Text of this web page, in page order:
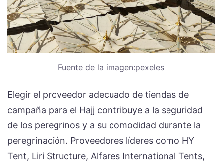
Fuente de la imagen:pexeles
Elegir el proveedor adecuado de tiendas de
campaña para el Hajj contribuye a la seguridad
de los peregrinos y a su comodidad durante la
peregrinación. Proveedores líderes como HY
Tent, Liri Structure, Alfares International Tents,